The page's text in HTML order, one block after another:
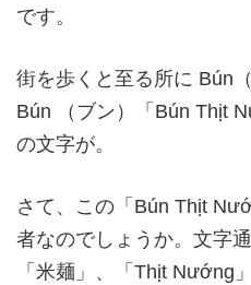
です。
街を歩くと至る所に Bún
Bún （ブン）「Bún Thịt
の文字が。
さて、この「Bún Thịt
者なのでしょうか。文字
「米麺」、「Thịt Nướng